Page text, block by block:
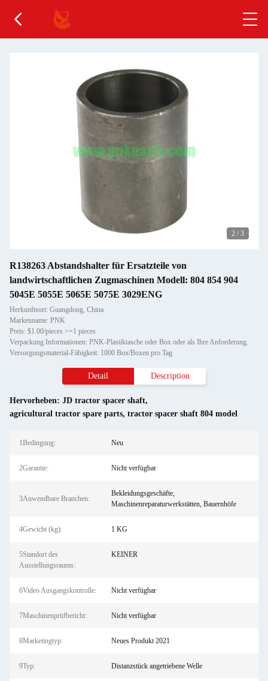
2 / 3
R138263 Abstandshalter für Ersatzteile von
landwirtschaftlichen Zugmaschinen Modell: 804 854 904
5045E 5055E 5065E 5075E 3029ENG
Herkunftsort: Guangdong, China
Markenname: PNK
Preis: $1.00/pieces >=1 pieces
Verpackung Informationen: PNK-Plastiktasche oder Box oder als Ihre Anforderung.
Versorgungsmaterial-Fähigkeit: 1000 Box/Boxen pro Tag
Detail Description
Hervorheben: JD tractor spacer shaft,
agricultural tractor spare parts, tractor spacer shaft 804 model
1Bedingung: Neu
2Garantie: Nicht verfügbar
3Anwendbare Branchen:
Bekleidungsgeschäfte,
Maschinenreparaturwerkstätten, Bauernhöfe
4Gewicht (kg): 1 KG
5Standort des
Ausstellungsraums:
KEINER
6Video Ausgangskontrolle: Nicht verfügbar
7Maschinenprüfbericht: Nicht verfügbar
8Marketingtyp: Neues Produkt 2021
9Typ: Distanzstück angetriebene Welle